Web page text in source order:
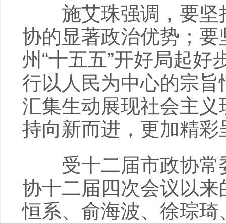
施艾珠强调，要坚
协的显著政治优势；
州“十五五”开好局起
行以人民为中心的宗
汇集生动展现社会主
持向新而进，更加精
受十二届市政协常
协十二届四次会议以
恒系、俞海波、徐琮